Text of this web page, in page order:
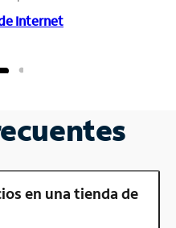
Internet
en una tienda de